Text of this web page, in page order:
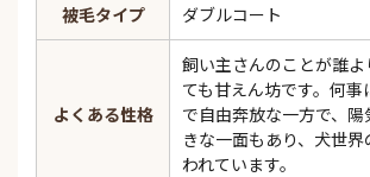
被毛タイプ ダブルコート
よくある性格
飼い主さんのことが誰よ
ても甘えん坊です。何事
で自由奔放な一方で、
きな一面もあり、犬世
われています。